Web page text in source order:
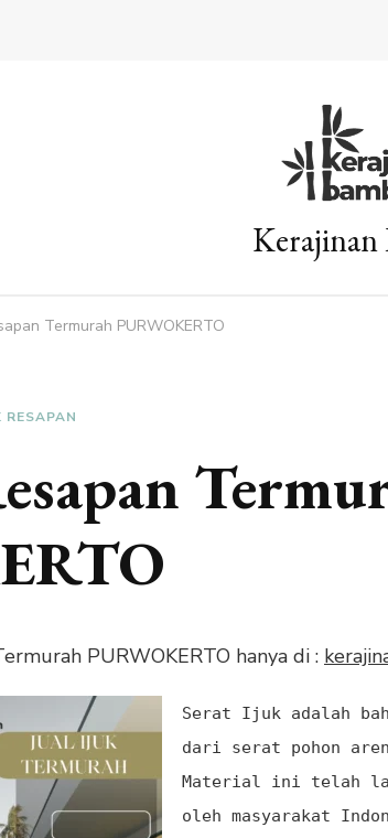
Termurah PURWOKERTO
RESAPAN
PURWOKERTO hanya di :
Serat Ijuk adalah
dari serat pohon
Material ini telah
oleh masyarakat